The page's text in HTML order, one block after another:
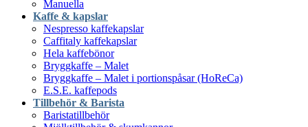
Manuella
Kaffe & kapslar
Nespresso kaffekapslar
Caffitaly kaffekapslar
Hela kaffebönor
Bryggkaffe – Malet
Bryggkaffe – Malet i portionspåsar (HoReCa)
E.S.E. kaffepods
Tillbehör & Barista
Baristatillbehör